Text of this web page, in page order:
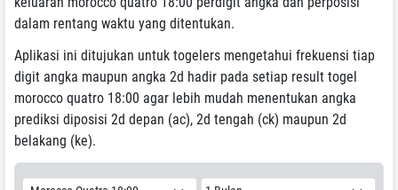
dalam rentang waktu yang ditentukan.
Aplikasi ini ditujukan untuk togelers mengetahui frekuensi tiap
digit angka maupun angka 2d hadir pada setiap result togel
morocco quatro 18:00 agar lebih mudah menentukan angka
prediksi diposisi 2d depan (ac), 2d tengah (ck) maupun 2d
belakang (ke).